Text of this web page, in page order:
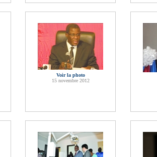
Voir la photo
15 novembre 2012